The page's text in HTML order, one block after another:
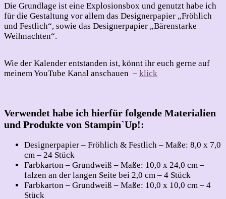
Die Grundlage ist eine Explosionsbox und genutzt habe ich
für die Gestaltung vor allem das Designerpapier „Fröhlich
und Festlich“, sowie das Designerpapier „Bärenstarke
Weihnachten“.
Wie der Kalender entstanden ist, könnt ihr euch gerne auf
meinem YouTube Kanal anschauen – klick
Verwendet habe ich hierfür folgende Materialien
und Produkte von Stampin`Up!:
Designerpapier – Fröhlich & Festlich – Maße: 8,0 x 7,0
cm – 24 Stück
Farbkarton – Grundweiß – Maße: 10,0 x 24,0 cm –
falzen an der langen Seite bei 2,0 cm – 4 Stück
Farbkarton – Grundweiß – Maße: 10,0 x 10,0 cm – 4
Stück